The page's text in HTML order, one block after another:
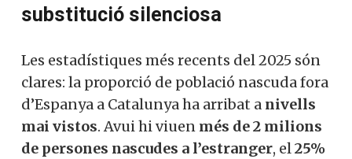
substitució silenciosa
Les estadístiques més recents del 2025 són
clares: la proporció de població nascuda fora
d’Espanya a Catalunya ha arribat a nivells
mai vistos. Avui hi viuen més de 2 milions
de persones nascudes a l’estranger, el25%